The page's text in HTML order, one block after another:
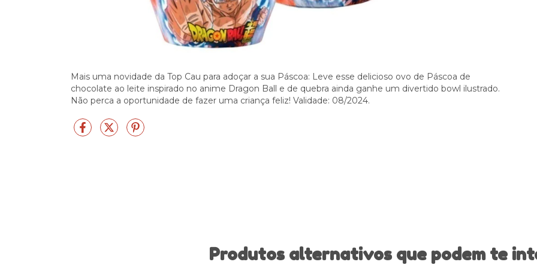
Mais uma novidade da Top Cau para adoçar a sua Páscoa: Leve esse delicioso ovo de Páscoa de
chocolate ao leite inspirado no anime Dragon Ball e de quebra ainda ganhe um divertido bowl ilustrado.
Não perca a oportunidade de fazer uma criança feliz! Validade: 08/2024.
Produtos alternativos que podem te